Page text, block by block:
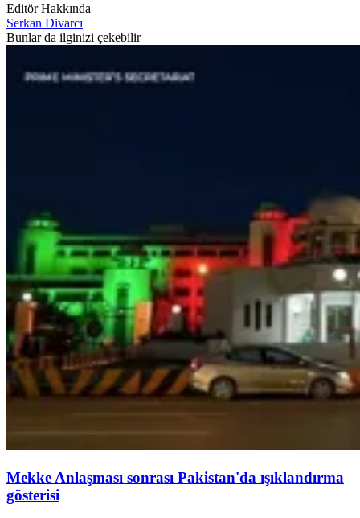
Editör Hakkında
Serkan Divarcı
Bunlar da ilginizi çekebilir
Mekke Anlaşması sonrası Pakistan'da ışıklandırma
gösterisi